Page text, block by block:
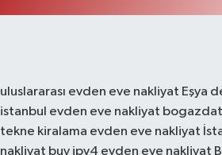
uluslararası evden eve nakliyat Eşya
istanbul evden eve nakliyat
tekne kiralama evden eve nakliyat
nakliyat buy ipv4 evden eve nakliyat